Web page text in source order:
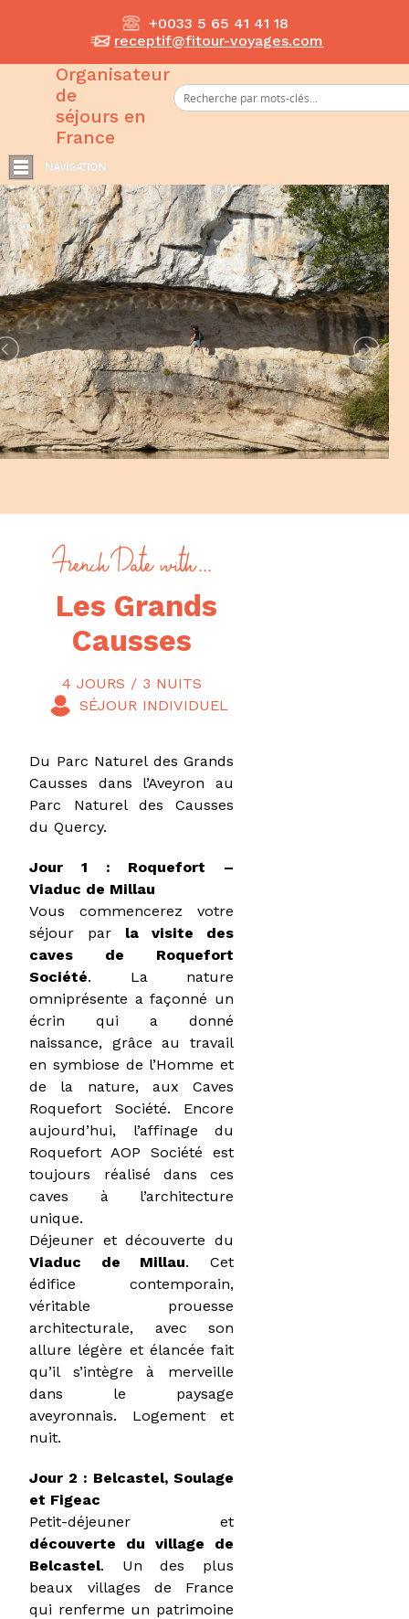
+0033 5 65 41 41 18
receptif@fitour-voyages.com
Organisateur
de
séjours en
France
NAVIGATION
Les Grands
Causses
4 JOURS / 3 NUITS
Du Parc Naturel des Grands
Causses dans l’Aveyron au
Parc Naturel des Causses
du Quercy.
Jour 1 : Roquefort –
Viaduc de Millau
Vous commencerez votre
séjour par la visite des
caves de Roquefort
Société. La nature
omniprésente a façonné un
écrin qui a donné
naissance, grâce au travail
en symbiose de l’Homme et
de la nature, aux Caves
Roquefort Société. Encore
aujourd’hui, l’affinage du
Roquefort AOP Société est
toujours réalisé dans ces
caves à l’architecture
unique.
Déjeuner et découverte du
Viaduc de Millau. Cet
édifice contemporain,
véritable prouesse
architecturale, avec son
allure légère et élancée fait
qu’il s’intègre à merveille
dans le paysage
aveyronnais. Logement et
nuit.
Jour 2 : Belcastel, Soulage
et Figeac
Petit-déjeuner et
découverte du village de
Belcastel. Un des plus
beaux villages de France
qui renferme un patrimoine